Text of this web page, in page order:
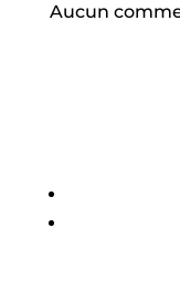
Aucun